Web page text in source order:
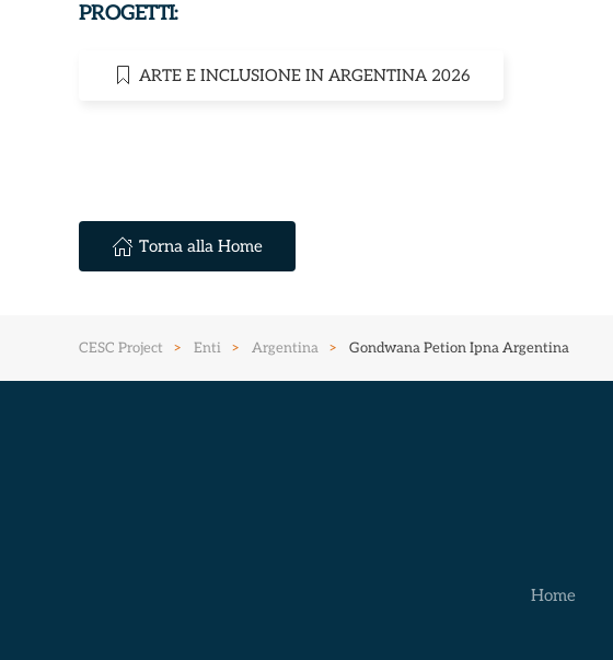
PROGETTI:
ARTE E INCLUSIONE IN ARGENTINA 2026
Torna alla Home
CESC Project Enti Argentina Gondwana Petion Ipna Argentina
Home